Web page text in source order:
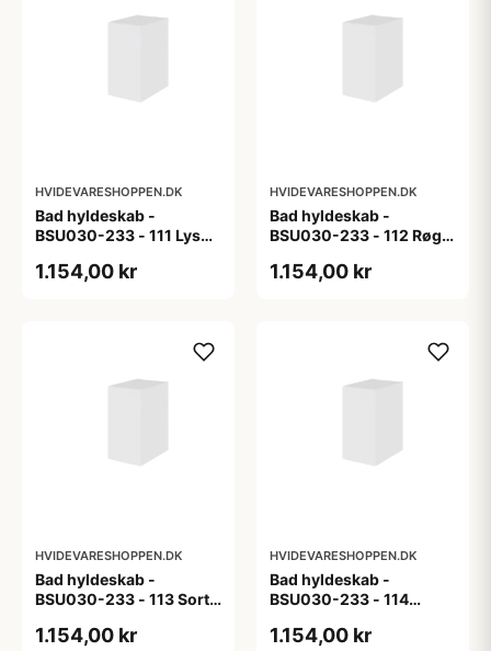
HVIDEVARESHOPPEN.DK
Bad hyldeskab -
BSU030-233 - 111 Lys
1.154,00 kr
HVIDEVARESHOPPEN.DK
Bad hyldeskab -
BSU030-233 - 112 Røget
1.154,00 kr
HVIDEVARESHOPPEN.DK
Bad hyldeskab -
BSU030-233 - 113 Sort
1.154,00 kr
HVIDEVARESHOPPEN.DK
Bad hyldeskab -
BSU030-233 - 114
m/eg ABS-kant
1.154,00 kr